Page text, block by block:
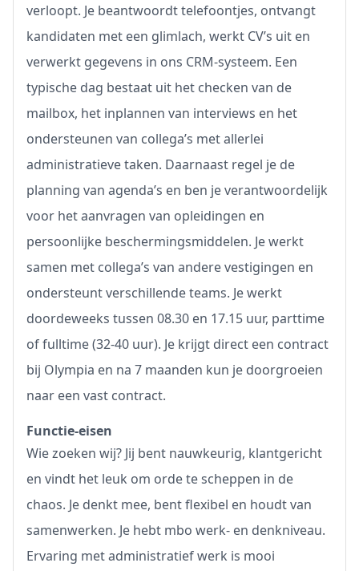
verloopt. Je beantwoordt telefoontjes, ontvangt
kandidaten met een glimlach, werkt CV’s uit en
verwerkt gegevens in ons CRM-systeem. Een
typische dag bestaat uit het checken van de
mailbox, het inplannen van interviews en het
ondersteunen van collega’s met allerlei
administratieve taken. Daarnaast regel je de
planning van agenda’s en ben je verantwoordelijk
voor het aanvragen van opleidingen en
persoonlijke beschermingsmiddelen. Je werkt
samen met collega’s van andere vestigingen en
ondersteunt verschillende teams. Je werkt
doordeweeks tussen 08.30 en 17.15 uur, parttime
of fulltime (32-40 uur). Je krijgt direct een contract
bij Olympia en na 7 maanden kun je doorgroeien
naar een vast contract.
Functie-eisen
Wie zoeken wij? Jij bent nauwkeurig, klantgericht
en vindt het leuk om orde te scheppen in de
chaos. Je denkt mee, bent flexibel en houdt van
samenwerken. Je hebt mbo werk- en denkniveau.
Ervaring met administratief werk is mooi